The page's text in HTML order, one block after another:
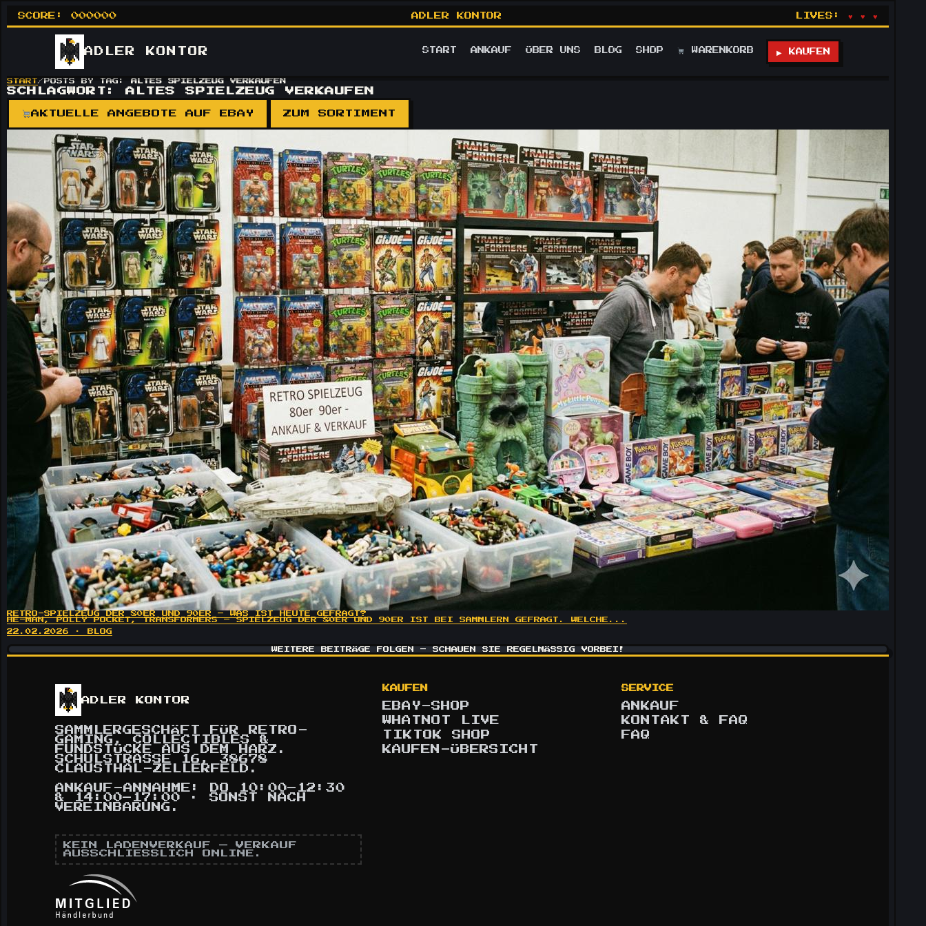
SCORE: 000000 ADLER KONTOR LIVES: ♥ ♥ ♥
ADLER KONTOR START ANKAUF ÜBER UNS BLOG SHOP WARENKORB ▶ KAUFEN
START/POSTS BY TAG: ALTES SPIELZEUG VERKAUFEN
SCHLAGWORT: ALTES SPIELZEUG VERKAUFEN
AKTUELLE ANGEBOTE AUF EBAY ZUM SORTIMENT
RETRO-SPIELZEUG DER 80ER UND 90ER – WAS IST HEUTE GEFRAGT?
HE-MAN, POLLY POCKET, TRANSFORMERS – SPIELZEUG DER 80ER UND 90ER IST BEI SAMMLERN GEFRAGT. WELCHE...
22.02.2026 · BLOG
WEITERE BEITRÄGE FOLGEN – SCHAUEN SIE REGELMÄSSIG VORBEI!
ADLER KONTOR
SAMMLERGESCHÄFT FÜR RETRO-
GAMING, COLLECTIBLES &
FUNDSTÜCKE AUS DEM HARZ.
SCHULSTRASSE 16, 38678 C
LAUSTHAL-ZELLERFELD.
ANKAUF-ANNAHME: DO 10:00–12:30
& 14:00–17:00 · SONST NACH
VEREINBARUNG.
KEIN LADENVERKAUF — VERKAUF
AUSSCHLIESSLICH ONLINE.
KAUFEN
EBAY-SHOP
WHATNOT LIVE
TIKTOK SHOP
KAUFEN-ÜBERSICHT
SERVICE
ANKAUF
KONTAKT & FAQ
FAQ